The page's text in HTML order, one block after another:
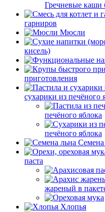
Гречневые каши
гарниров
Мюсли
кисель)
приготовления
сухарики из печёного
печёного яблока
печёного яблока
Семена
паста
жареный в
Хлопья